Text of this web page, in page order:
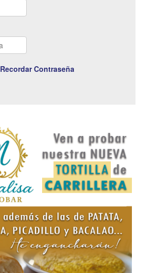
Recordar Contraseña